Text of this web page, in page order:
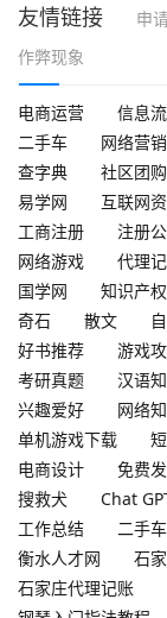
友情链接
申
作弊现象
电商运营 信息
二手车
网络营销
查字典
社区团购
易学网
互联网
工商注册
注册
网络游戏
代理
国学网
知识产权
奇石
散文
好书推荐
游戏
考研真题
汉语
兴趣爱好
网络
单机游戏下载
电商设计
免费
搜救犬
Chat
工作总结
二手
衡水人才网
石
石家庄代理记账